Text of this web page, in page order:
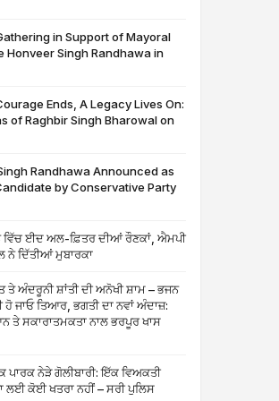
in Support of Mayoral
Honveer Singh Randhawa in
Ends, A Legacy Lives On:
of Raghbir Singh Bharowal on
Randhawa Announced as
by Conservative Party
ਵਿੱਚ ਈਦ ਅਲ-ਫ਼ਿਤਰ ਦੀਆਂ ਰੌਣਕਾਂ, ਐਮਪੀ
ਨੇ ਦਿੱਤੀਆਂ ਮੁਬਾਰਕਾ
ਤੇ ਅੰਦਰੂਨੀ ਸ਼ਾਂਤੀ ਦੀ ਅਨੋਖੀ ਸ਼ਾਮ – ਭਜਨ
ਜਾਓ ਤਿਆਰ, ਭਗਤੀ ਦਾ ਨਵਾਂ ਅੰਦਾਜ਼:
ਤੇ ਸਕਾਰਾਤਮਕਤਾ ਨਾਲ ਭਰਪੂਰ ਖਾਸ
ਪਾਰਕ ਨੇੜੇ ਗੋਲੀਬਾਰੀ: ਇੱਕ ਵਿਅਕਤੀ
ਲਈ ਕੋਈ ਖਤਰਾ ਨਹੀਂ – ਸਰੀ ਪੁਲਿਸ